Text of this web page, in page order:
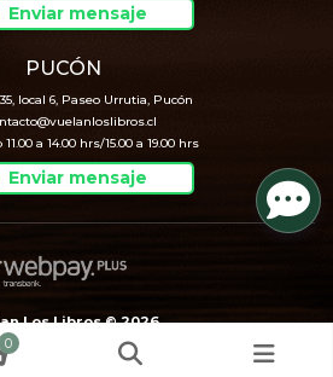
Enviar mensaje
PUCÓN
local 6, Paseo Urrutia, Pucón
11.00 a 14.00 hrs/15.00 a 19.00 hrs
Enviar mensaje
Los Libros © 2026
Creado por
Bsale
0